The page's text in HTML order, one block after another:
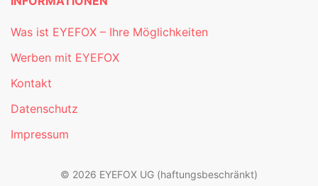
Was ist EYEFOX – Ihre Möglichkeiten
Werben mit EYEFOX
Kontakt
Datenschutz
Impressum
© 2026 EYEFOX UG (haftungsbeschränkt)